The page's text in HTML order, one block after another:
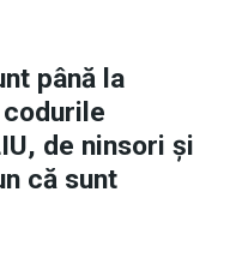
până la
de ninsori și
că sunt